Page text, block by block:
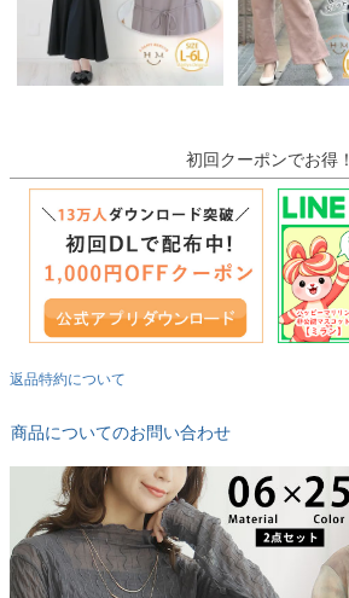
初回クーポンでお得！
返品特約について
商品についてのお問い合わせ